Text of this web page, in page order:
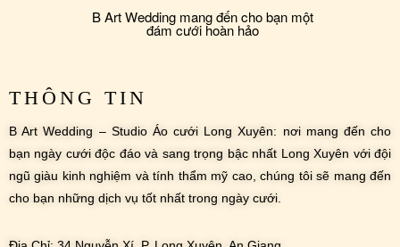
B Art Wedding mang đến cho bạn một
đám cưới hoàn hảo
THÔNG TIN
B Art Wedding – Studio Áo cưới Long Xuyên: nơi mang đến cho
bạn ngày cưới độc đáo và sang trọng bậc nhất Long Xuyên với đội
ngũ giàu kinh nghiệm và tính thẩm mỹ cao, chúng tôi sẽ mang đến
cho bạn những dịch vụ tốt nhất trong ngày cưới.